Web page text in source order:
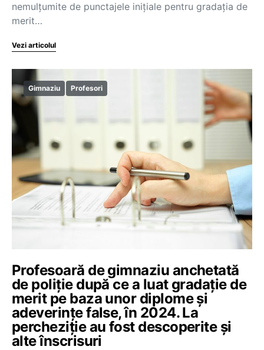
nemulțumite de punctajele inițiale pentru gradația de
merit…
Vezi articolul
Gimnaziu Profesori
Profesoară de gimnaziu anchetată
de poliție după ce a luat gradație de
merit pe baza unor diplome și
adeverințe false, în 2024. La
percheziție au fost descoperite și
alte înscrisuri